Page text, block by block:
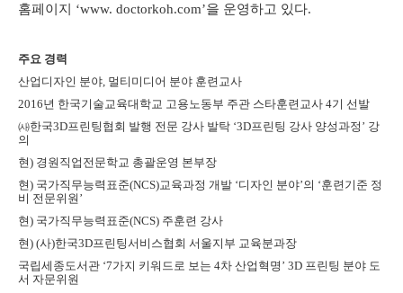
홈페이지 ‘www. doctorkoh.com’을 운영하고 있다.
주요 경력
산업디자인 분야 멀티미디어 분야 훈련교사
2016년 한국기술교육대학교 고용노동부 주관 스타훈련교사 4기 선발
㈔한국3D프린팅협회 발행 전문 강사 발탁 ‘3D프린팅 강사 양성과정 ’ 강
의
현) 경원직업전문학교 총괄운영 본부장
현) 국가직무능력표준(NCS)교육과정 개발 ‘디자인 분야’의 ‘훈련기준 정
비 전문위원 ’
현) 국가직무능력표준(NCS) 주훈련 강사
현) (사)한국3D프린팅서비스협회 서울지부 교육분과장
국립세종도서관 ‘7가지 키워드로 보는 4차 산업혁명 ’ 3D 프린팅 분야 도
서 자문위원